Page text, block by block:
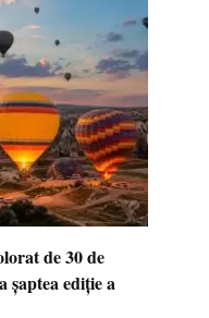
de 30 de
șaptea ediție a